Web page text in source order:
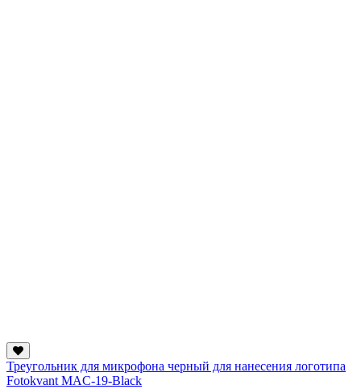
Треугольник для микрофона черный для нанесения логотипа
Fotokvant MAC-19-Black